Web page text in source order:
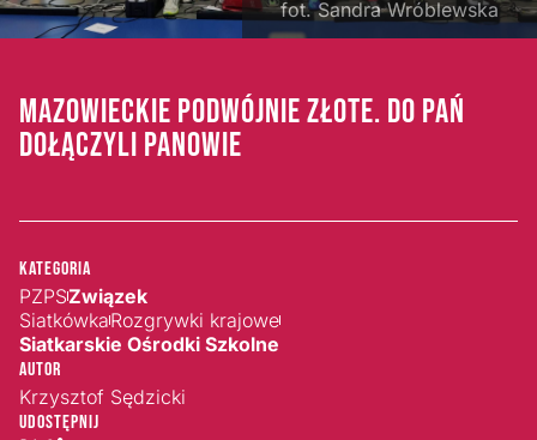
fot. Sandra Wróblewska
MAZOWIECKIE PODWÓJNIE ZŁOTE. DO PAŃ
DOŁĄCZYLI PANOWIE
Kategoria
PZPSZwiązek
SiatkówkaRozgrywki krajowe
Siatkarskie Ośrodki Szkolne
Autor
Krzysztof Sędzicki
Udostępnij